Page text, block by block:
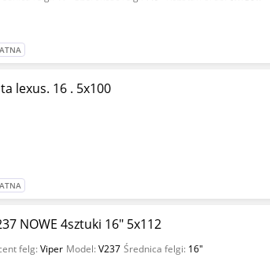
lexus. 16 . 5x100
NOWE 4sztuki 16" 5x112
felg:Viper Model:V237 Średnica felgi: 16"